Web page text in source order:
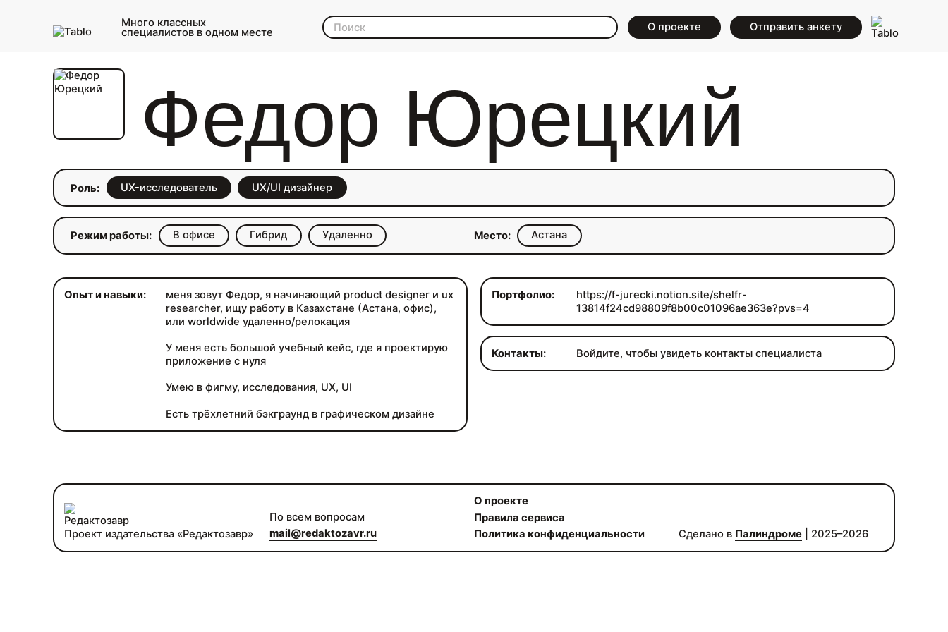
Много классных
специалистов в одном месте О проекте Отправить анкету
Федор Юрецкий
Роль: UX-исследователь UX/UI дизайнер
Режим работы: В офисе Гибрид Удаленно Место: Астана
Опыт и навыки:
меня зовут Федор, я начинающий product designer и ux
researcher, ищу работу в Казахстане (Астана, офис),
или worldwide удаленно/релокация
У меня есть большой учебный кейс, где я проектирую
приложение с нуля
Умею в фигму, исследования, UX, UI
Есть трёхлетний бэкграунд в графическом дизайне
Портфолио:
https://f-jurecki.notion.site/shelfr-
13814f24cd98809f8b00c01096ae363e?pvs=4
Контакты: Войдите, чтобы увидеть контакты специалиста
Проект издательства «Редактозавр»
По всем вопросам
mail@redaktozavr.ru
О проекте
Правила сервиса
Политика конфиденциальности
Сделано в Палиндроме | 2025–2026